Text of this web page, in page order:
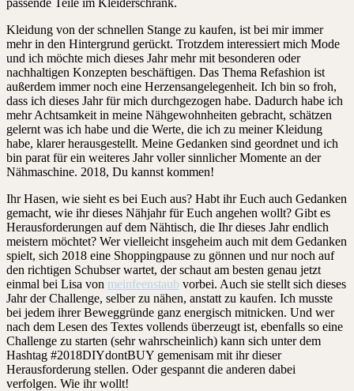
Kleidung von der schnellen Stange zu kaufen, ist bei mir immer
mehr in den Hintergrund gerückt. Trotzdem interessiert mich Mode
und ich möchte mich dieses Jahr mehr mit besonderen oder
nachhaltigen Konzepten beschäftigen. Das Thema Refashion ist
außerdem immer noch eine Herzensangelegenheit. Ich bin so froh,
dass ich dieses Jahr für mich durchgezogen habe. Dadurch habe ich
mehr Achtsamkeit in meine Nähgewohnheiten gebracht, schätzen
gelernt was ich habe und die Werte, die ich zu meiner Kleidung
habe, klarer herausgestellt. Meine Gedanken sind geordnet und ich
bin parat für ein weiteres Jahr voller sinnlicher Momente an der
Nähmaschine. 2018, Du kannst kommen!
Ihr Hasen, wie sieht es bei Euch aus? Habt ihr Euch auch Gedanken
gemacht, wie ihr dieses Nähjahr für Euch angehen wollt? Gibt es
Herausforderungen auf dem Nähtisch, die Ihr dieses Jahr endlich
meistern möchtet? Wer vielleicht insgeheim auch mit dem Gedanken
spielt, sich 2018 eine Shoppingpause zu gönnen und nur noch auf
den richtigen Schubser wartet, der schaut am besten genau jetzt
einmal bei Lisa von meinfeenstaub vorbei. Auch sie stellt sich dieses
Jahr der Challenge, selber zu nähen, anstatt zu kaufen. Ich musste
bei jedem ihrer Beweggründe ganz energisch mitnicken. Und wer
nach dem Lesen des Textes vollends überzeugt ist, ebenfalls so eine
Challenge zu starten (sehr wahrscheinlich) kann sich unter dem
Hashtag #2018DIYdontBUY gemenisam mit ihr dieser
Herausforderung stellen. Oder gespannt die anderen dabei
verfolgen. Wie ihr wollt!